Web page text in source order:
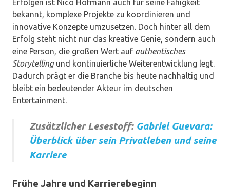
Erfolgen ist Nico Hofmann auch für seine Fähigkeit
bekannt, komplexe Projekte zu koordinieren und
innovative Konzepte umzusetzen. Doch hinter all dem
Erfolg steht nicht nur das kreative Genie, sondern auch
eine Person, die großen Wert auf authentisches
Storytellingund kontinuierliche Weiterentwicklung legt.
Dadurch prägt er die Branche bis heute nachhaltig und
bleibt ein bedeutender Akteur im deutschen
Entertainment.
Zusätzlicher Lesestoff: Gabriel Guevara:
Überblick über sein Privatleben und seine
Karriere
Frühe Jahre und Karrierebeginn